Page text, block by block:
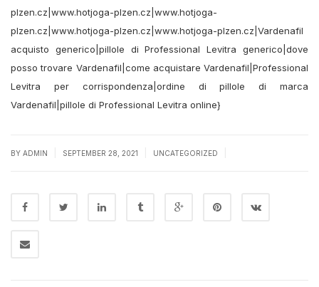
plzen.cz|www.hotjoga-plzen.cz|www.hotjoga-
plzen.cz|www.hotjoga-plzen.cz|www.hotjoga-plzen.cz|Vardenafil
acquisto generico|pillole di Professional Levitra generico|dove
posso trovare Vardenafil|come acquistare Vardenafil|Professional
Levitra per corrispondenza|ordine di pillole di marca
Vardenafil|pillole di Professional Levitra online}
BY ADMIN SEPTEMBER 28, 2021 UNCATEGORIZED